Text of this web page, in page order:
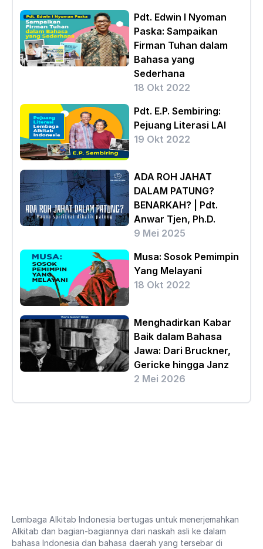
Pdt. Edwin I Nyoman
Paska: Sampaikan
Firman Tuhan dalam
Bahasa yang
Sederhana
18 Okt 2022
Pdt. E.P. Sembiring:
Pejuang Literasi LAI
19 Okt 2022
ADA ROH JAHAT
DALAM PATUNG?
BENARKAH? | Pdt.
Anwar Tjen, Ph.D.
9 Mei 2025
Musa: Sosok Pemimpin
Yang Melayani
18 Okt 2022
Menghadirkan Kabar
Baik dalam Bahasa
Jawa: Dari Bruckner,
Gericke hingga Janz
2 Mei 2026
Lembaga Alkitab Indonesia bertugas untuk menerjemahkan
Alkitab dan bagian-bagiannya dari naskah asli ke dalam
bahasa Indonesia dan bahasa daerah yang tersebar di